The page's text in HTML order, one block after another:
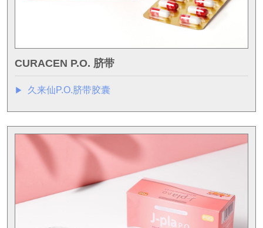
CURACEN P.O. 脐带
▶︎ 久来仙P.O.脐带胶囊